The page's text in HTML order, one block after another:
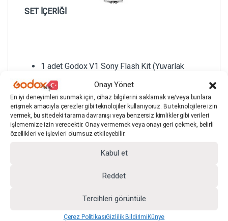
Onayı Yönet
En iyi deneyimleri sunmak için, cihaz bilgilerini saklamak ve/veya bunlara
erişmek amacıyla çerezler gibi teknolojiler kullanıyoruz. Bu teknolojilere izin
vermek, bu sitedeki tarama davranışı veya benzersiz kimlikler gibi verileri
işlememize izin verecektir. Onay vermemek veya onayı geri çekmek, belirli
özellikleri ve işlevleri olumsuz etkileyebilir.
Kabul et
Reddet
Tercihleri görüntüle
Çerez PolitikasıGizlilik BildirimiKünye
SET İÇERİĞİ
1 adet Godox V1 Sony Flash Kit (Yuvarlak
Kafa)
1 adet Godox X2T-S TTL Flaş Tetikleyici (Sony
TTL)
1 adet Godox SB1520 Flaş SoftBox 15×20 cm
1 adet Godox AD-S13 Portable Light Boom